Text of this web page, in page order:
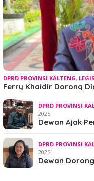
DPRD PROVINSI KALTENG,
Ferry Khaidir Dorong
DPRD PROVINSI
2025
Dewan Ajak
DPRD PROVINSI
2025
Dewan